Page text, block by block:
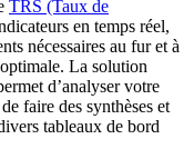
TRS (Taux de
en temps réel,
nécessaires au fur et à
La solution
d’analyser votre
faire des synthèses et
tableaux de bord